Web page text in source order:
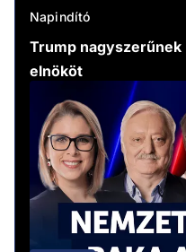
Napindító
Trump
elnököt